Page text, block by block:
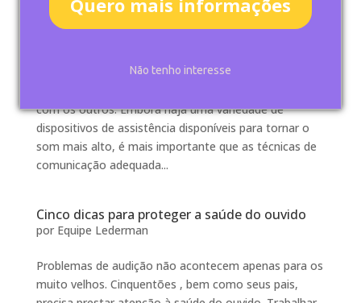
Não tenho interesse
Como se comunicar com alguém que tem
Perda Auditiva
Quando alguém sofre da audição, é difícil (e
com os outros. Embora haja uma variedade de
dispositivos de assistência disponíveis para tornar o
som mais alto, é mais importante que as técnicas de
comunicação adequada...
Cinco dicas para proteger a saúde do ouvido
por Equipe Lederman
Problemas de audição não acontecem apenas para os
muito velhos. Cinquentões , bem como seus pais,